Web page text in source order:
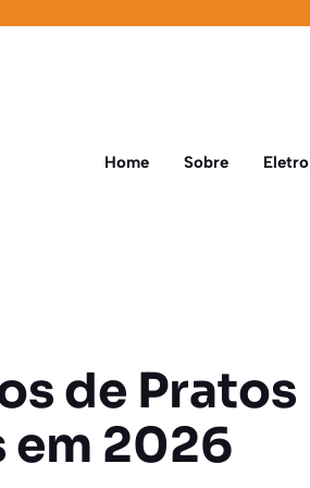
Home Sobre Eletro
de Pratos
em 2026